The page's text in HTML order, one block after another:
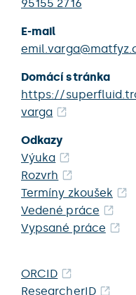
95155 2716
E-mail
Domácí stránka
https://
varga
Odkazy
Výuka
Rozvrh
Termíny zkoušek
Vedené práce
Vypsané práce
ORCID
ResearcherID